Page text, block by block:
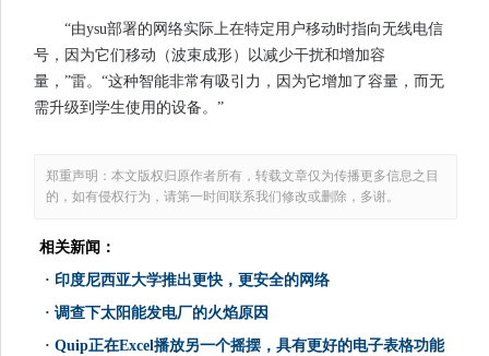
“由ysu部署的网络实际上在特定用户移动时指向无线电信
号，因为它们移动（波束成形）以减少干扰和增加容
量，”雷。“这种智能非常有吸引力，因为它增加了容量，而无
需升级到学生使用的设备。”
郑重声明：本文版权归原作者所有，转载文章仅为传播更多信息之目
的，如有侵权行为，请第一时间联系我们修改或删除，多谢。
相关新闻：
· 印度尼西亚大学推出更快，更安全的网络
· 调查下太阳能发电厂的火焰原因
· Quip正在Excel播放另一个摇摆，具有更好的电子表格功能